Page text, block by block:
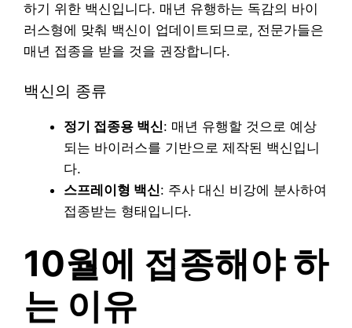
하기 위한 백신입니다. 매년 유행하는 독감의 바이
러스형에 맞춰 백신이 업데이트되므로, 전문가들은
매년 접종을 받을 것을 권장합니다.
백신의 종류
정기 접종용 백신: 매년 유행할 것으로 예상
되는 바이러스를 기반으로 제작된 백신입니
다.
스프레이형 백신: 주사 대신 비강에 분사하여
접종받는 형태입니다.
10월에 접종해야 하
는 이유